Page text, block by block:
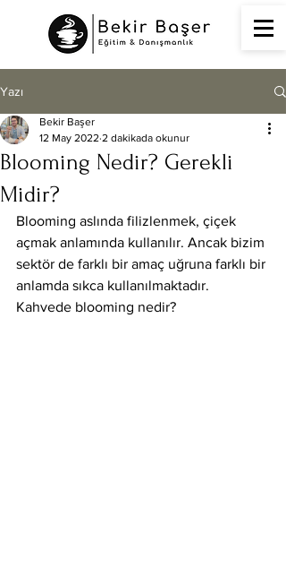
Yazı
Blooming Nedir? Gerekli
Midir?
Bekir Başer
12 May 2022 2 dakikada okunur
Blooming aslında filizlenmek, çiçek
açmak anlamında kullanılır. Ancak bizim
sektör de farklı bir amaç uğruna farklı bir
anlamda sıkca kullanılmaktadır.
Kahvede blooming nedir?